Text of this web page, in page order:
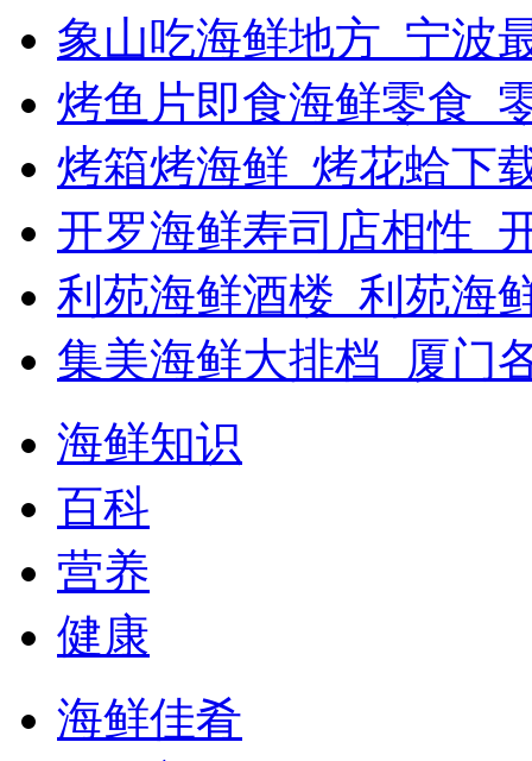
象山吃海鲜地方_宁波
烤鱼片即食海鲜零食_
烤箱烤海鲜_烤花蛤下
开罗海鲜寿司店相性_
利苑海鲜酒楼_利苑海
集美海鲜大排档_厦门
海鲜知识
百科
营养
健康
海鲜佳肴